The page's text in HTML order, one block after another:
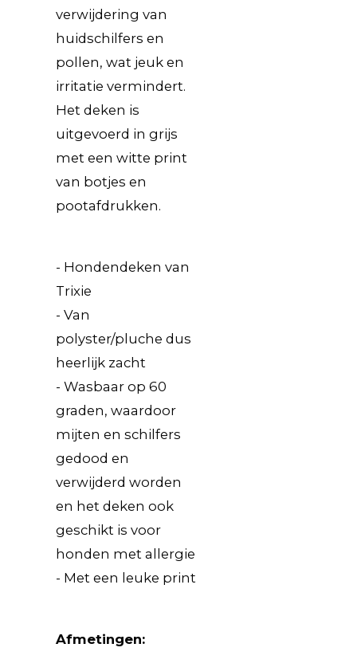
verwijdering van
huidschilfers en
pollen, wat jeuk en
irritatie vermindert.
Het deken is
uitgevoerd in grijs
met een witte print
van botjes en
pootafdrukken.
- Hondendeken van
Trixie
- Van
polyster/pluche dus
heerlijk zacht
- Wasbaar op 60
graden, waardoor
mijten en schilfers
gedood en
verwijderd worden
en het deken ook
geschikt is voor
honden met allergie
- Met een leuke print
Afmetingen: